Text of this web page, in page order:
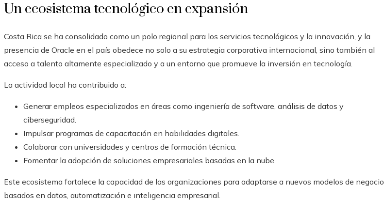
Un ecosistema tecnológico en expansión
Costa Rica se ha consolidado como un polo regional para los servicios tecnológicos y la innovación, y la
presencia de Oracle en el país obedece no solo a su estrategia corporativa internacional, sino también al
acceso a talento altamente especializado y a un entorno que promueve la inversión en tecnología.
La actividad local ha contribuido a:
Generar empleos especializados en áreas como ingeniería de software, análisis de datos y
ciberseguridad.
Impulsar programas de capacitación en habilidades digitales.
Colaborar con universidades y centros de formación técnica.
Fomentar la adopción de soluciones empresariales basadas en la nube.
Este ecosistema fortalece la capacidad de las organizaciones para adaptarse a nuevos modelos de negocio
basados en datos, automatización e inteligencia empresarial.